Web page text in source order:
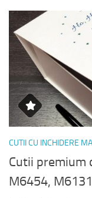
CUTII CU INCHIDERE
Cutii premium
M6454,